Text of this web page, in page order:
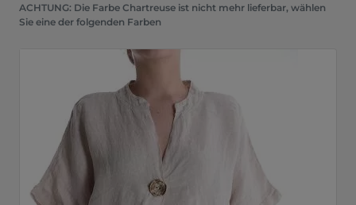
ACHTUNG: Die Farbe Chartreuse ist nicht mehr lieferbar, wählen
Sie eine der folgenden Farben